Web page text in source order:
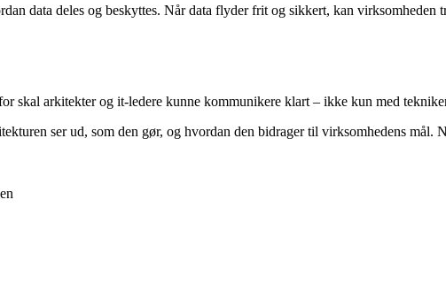
data deles og beskyttes. Når data flyder frit og sikkert, kan virksomheden
skal arkitekter og it-ledere kunne kommunikere klart – ikke kun med
ser ud, som den gør, og hvordan den bidrager til virksomhedens mål.